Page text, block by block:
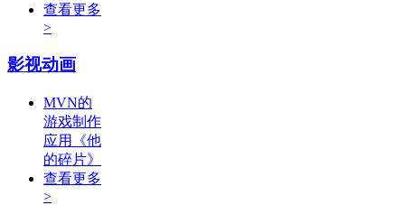
查看更多
>
影视动画
MVN的
游戏制作
应用《他
的碎片》
查看更多
>